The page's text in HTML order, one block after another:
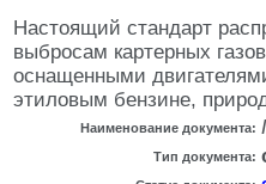
Настоящий стандарт
выбросам картерных
оснащенными
этиловым бензине,
Наименование документа:
Тип документа: